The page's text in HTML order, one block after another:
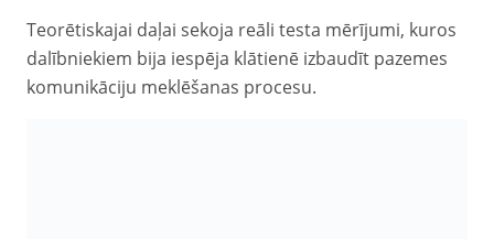
Teorētiskajai daļai sekoja reāli testa mērījumi, kuros
dalībniekiem bija iespēja klātienē izbaudīt pazemes
komunikāciju meklēšanas procesu.